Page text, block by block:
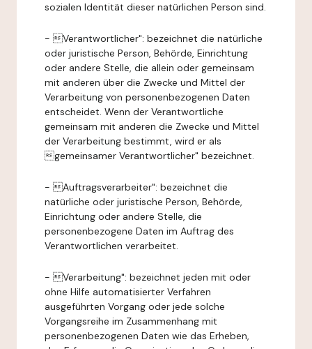
sozialen Identität dieser natürlichen Person sind.
- Verantwortlicher": bezeichnet die natürliche
oder juristische Person, Behörde, Einrichtung
oder andere Stelle, die allein oder gemeinsam
mit anderen über die Zwecke und Mittel der
Verarbeitung von personenbezogenen Daten
entscheidet. Wenn der Verantwortliche
gemeinsam mit anderen die Zwecke und Mittel
der Verarbeitung bestimmt, wird er als
gemeinsamer Verantwortlicher" bezeichnet.
- Auftragsverarbeiter": bezeichnet die
natürliche oder juristische Person, Behörde,
Einrichtung oder andere Stelle, die
personenbezogene Daten im Auftrag des
Verantwortlichen verarbeitet.
- Verarbeitung": bezeichnet jeden mit oder
ohne Hilfe automatisierter Verfahren
ausgeführten Vorgang oder jede solche
Vorgangsreihe im Zusammenhang mit
personenbezogenen Daten wie das Erheben,